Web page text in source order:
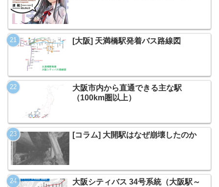
[大阪] 天満橋駅発着バス路線図
大阪市内から直通できる主な駅
（100km圏以上）
[コラム] 大開駅はなぜ崩壊したのか
大阪シティバス 34号系統（大阪駅～